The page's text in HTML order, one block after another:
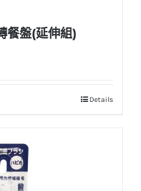
餐盤(延伸組)
Details